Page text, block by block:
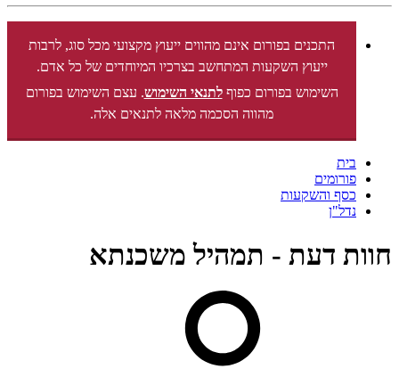
התכנים בפורום אינם מהווים ייעוץ מקצועי מכל סוג, לרבות
ייעוץ השקעות המתחשב בצרכיו המיוחדים של כל אדם.
השימוש בפורום כפוףלתנאי השימוש. עצם השימוש בפורום
מהווה הסכמה מלאה לתנאים אלה.
בית
פורומים
כסף והשקעות
נדל"ן
חוות דעת - תמהיל משכנתא